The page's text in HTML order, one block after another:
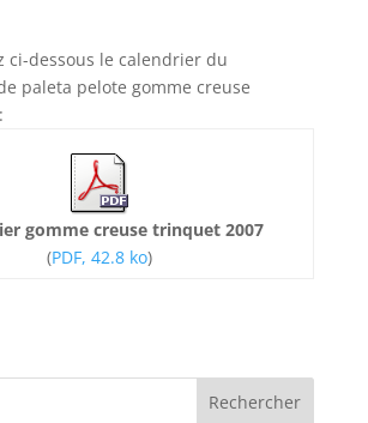
ci-dessous le calendrier du
paleta pelote gomme creuse
gomme creuse trinquet 2007
(PDF, 42.8 ko)